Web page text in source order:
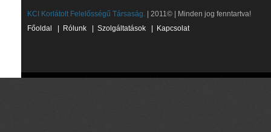
KCI Korlátolt Felelősségű Társaság. | 2011© | Minden jog fenntartva!
Főoldal
Rólunk Szolgáltatások Kapcsolat